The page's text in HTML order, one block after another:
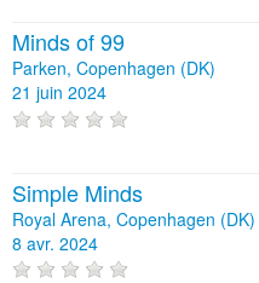
Minds of 99
Parken, Copenhagen (DK)
21 juin 2024
Simple Minds
Royal Arena, Copenhagen (DK)
8 avr. 2024